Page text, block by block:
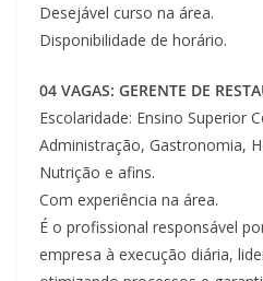
Desejável curso na área.
Disponibilidade de horário.
04 VAGAS: GERENTE DE
Escolaridade: Ensino Superior
Administração, Gastronomia,
Nutrição e afins.
Com experiência na área.
É o profissional responsável
empresa à execução diária,